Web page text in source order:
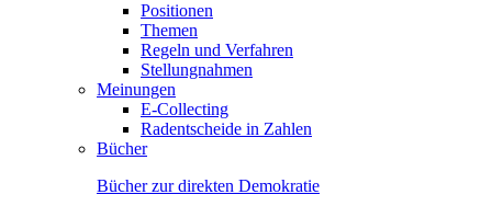
Positionen
Themen
Regeln und Verfahren
Stellungnahmen
Meinungen
E-Collecting
Radentscheide in Zahlen
Bücher
Bücher zur direkten Demokratie